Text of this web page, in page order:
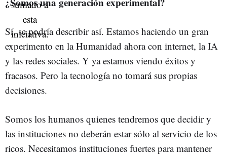
Sí, se podría describir así. Estamos haciendo un gran
experimento en la Humanidad ahora con internet, la IA
y las redes sociales. Y ya estamos viendo éxitos y
fracasos. Pero la tecnología no tomará sus propias
decisiones.
Somos los humanos quienes tendremos que decidir y
las instituciones no deberán estar sólo al servicio de los
ricos. Necesitamos instituciones fuertes para mantener